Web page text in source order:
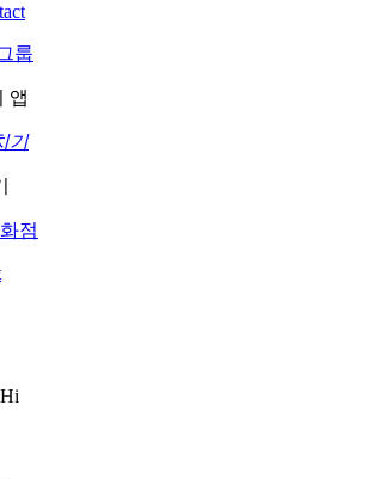
룹
앱
기
점